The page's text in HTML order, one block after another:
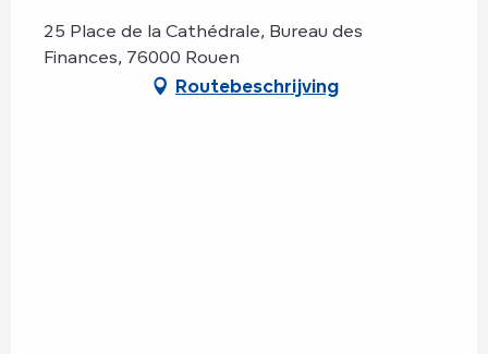
25 Place de la Cathédrale, Bureau des
Finances, 76000 Rouen
Routebeschrijving